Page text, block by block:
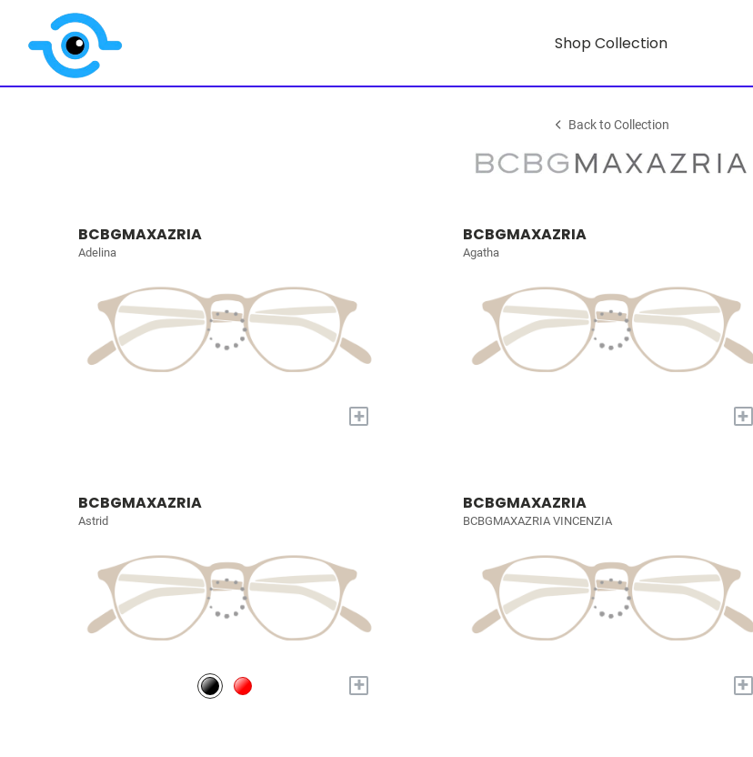
Shop Collection
Back to Collection
BCBGMAXAZRIA
Adelina
+
BCBGMAXAZRIA
Agatha
+
BCBGMAXAZRIA
Astrid
+
BCBGMAXAZRIA
BCBGMAXAZRIA VINCENZIA
+